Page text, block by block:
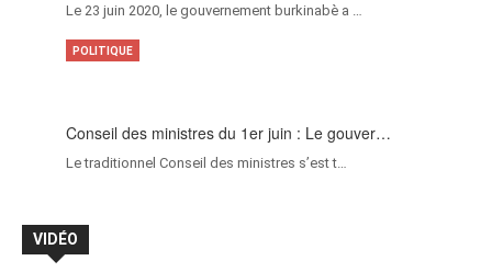
Le 23 juin 2020, le gouvernement burkinabè a …
Conseil des ministres du 1er juin : Le gouver…
Le traditionnel Conseil des ministres s’est t…
POLITIQUE
VIDÉO